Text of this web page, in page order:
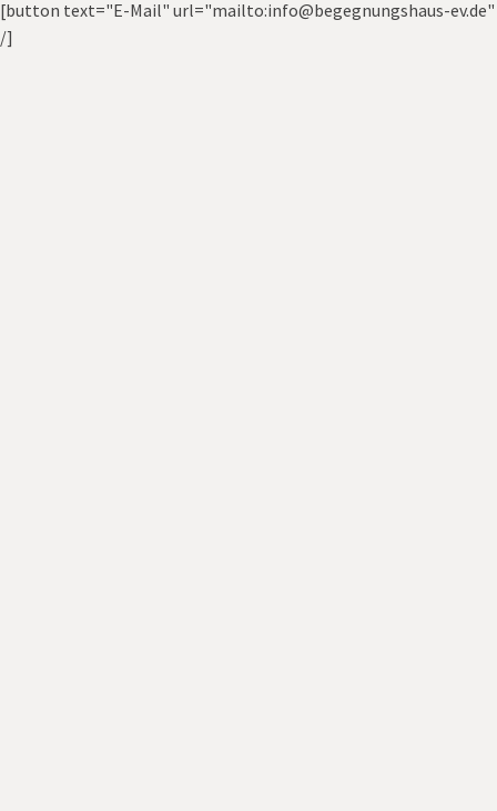
[button text="E-Mail" url="mailto:info@begegnungshaus-ev.de"
/]